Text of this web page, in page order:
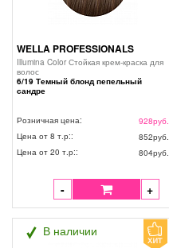
WELLA PROFESSIONALS
Illumina Color Стойкая крем-краска для
волос
6/19 Темный блонд пепельный
сандре
Розничная цена: 928руб.
Цена от 8 т.р::
852руб.
Цена от 20 т.р::
804руб.
- +
В наличии